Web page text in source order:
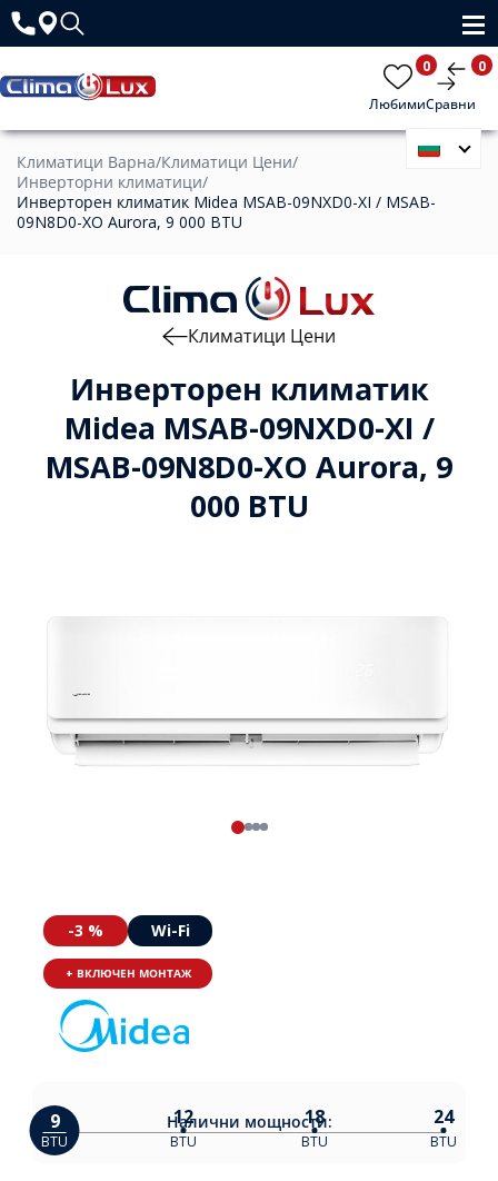
Любими
0
Сравни
0
Климатици Варна/Климатици Цени/
Инверторни климатици/
Инверторен климатик Midea MSAB-09NXD0-XI / MSAB-
09N8D0-XO Aurora, 9 000 BTU
Инверторен климатик
Midea MSAB-09NXD0-XI /
MSAB-09N8D0-XO Aurora, 9
000 BTU
Климатици Цени
-3 % Wi-Fi
+ ВКЛЮЧЕН МОНТАЖ
Налични мощности:
9
BTU
12
BTU
18
BTU
24
BTU